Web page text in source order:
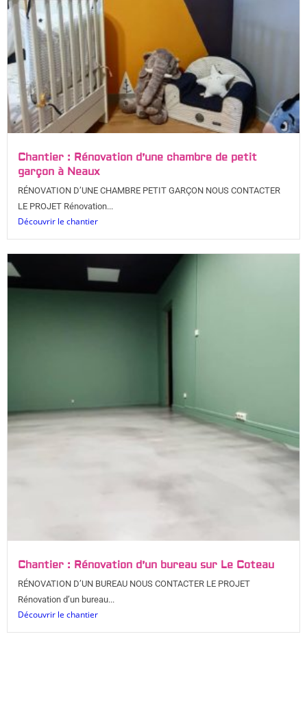
Chantier : Rénovation d’une chambre de petit
garçon à Neaux
RÉNOVATION D’UNE CHAMBRE PETIT GARÇON NOUS CONTACTER
LE PROJET Rénovation...
Découvrir le chantier
Chantier : Rénovation d’un bureau sur Le Coteau
RÉNOVATION D’UN BUREAU NOUS CONTACTER LE PROJET
Rénovation d’un bureau...
Découvrir le chantier